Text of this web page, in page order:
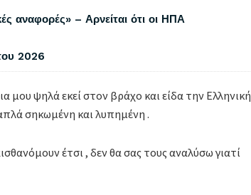
αναφορές» – Αρνείται ότι οι ΗΠΑ
2026
ψηλά εκεί στον βράχο και είδα την Ελληνική
σηκωμένη και λυπημένη .
έτσι , δεν θα σας τους αναλύσω γιατί